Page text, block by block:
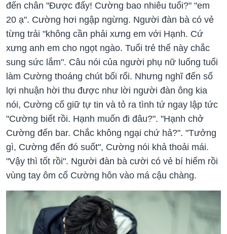
đến chân "Được đấy! Cường bao nhiêu tuổi?" "em
20 ạ". Cường hơi ngập ngừng. Người đàn bà có vẻ
từng trải "không cần phải xưng em với Hạnh. Cứ
xưng anh em cho ngọt ngào. Tuổi trẻ thế này chắc
sung sức lắm". Câu nói của người phụ nữ luống tuổi
làm Cường thoáng chút bối rối. Nhưng nghĩ đến số
lợi nhuận hời thu được như lời người đàn ông kia
nói, Cường cố giữ tự tin và tỏ ra tình tứ ngay lập tức
"Cường biết rồi. Hạnh muốn đi đâu?". "Hạnh chở
Cường đến bar. Chắc không ngại chứ hả?". "Tưởng
gì, Cường đến đó suốt", Cường nói khả thoải mái.
"Vậy thì tốt rồi". Người đàn bà cười có vẻ bí hiểm rồi
vùng tay ôm cổ Cường hôn vào má cậu chàng.